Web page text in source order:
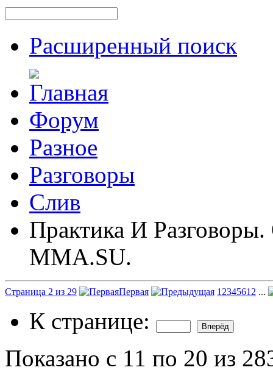
Расширенный поиск
Форум
Разное
Разговоры
Слив
Практика И
MMA.SU.
Страница 2 из 29 Первая 1 2345612 ...
К странице:
Показано с 11 по 20 из